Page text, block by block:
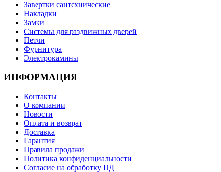
Завертки сантехнические
Накладки
Замки
Системы для раздвижных дверей
Петли
Фурнитура
Электрокамины
ИНФОРМАЦИЯ
Контакты
О компании
Новости
Оплата и возврат
Доставка
Гарантия
Правила продажи
Политика конфиденциальности
Согласие на обработку ПД